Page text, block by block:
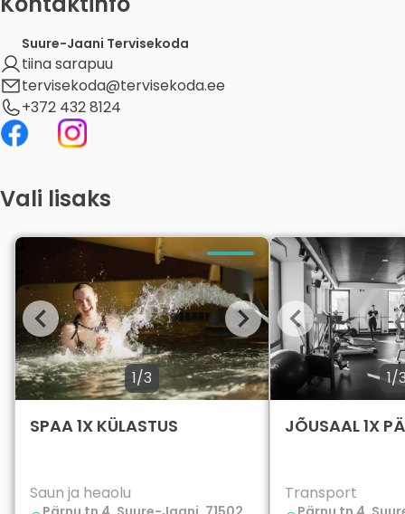
Suure-Jaani Tervisekoda
tiina sarapuu
tervisekoda@tervisekoda.ee
+372 432 8124
Vali lisaks
1/3
SPAA 1X KÜLASTUS
Saun ja heaolu
1/
JÕUSAAL 1X
Transport